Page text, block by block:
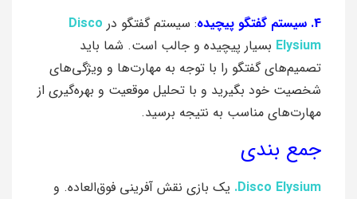
4. سیستم گفتگو پیچیده
: سیستم گفتگو در Disco
Elysium بسیار پیچیده و جالب است. شما باید
تصمیم‌های گفتگو را با توجه به مهارت‌ها و ویژگی‌های
شخصیت خود بگیرید و با تحلیل موقعیت و بهره‌گیری از
مهارت‌های مناسب به نتیجه برسید.
جمع بندی
Disco Elysium. یک بازی نقش آفرینی فوق‌العاده. و